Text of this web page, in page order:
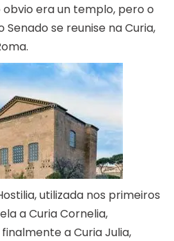
obvio era un templo, pero o
se reunise na Curia,
utilizada nos primeiros
a Curia Cornelia,
a Curia Julia,